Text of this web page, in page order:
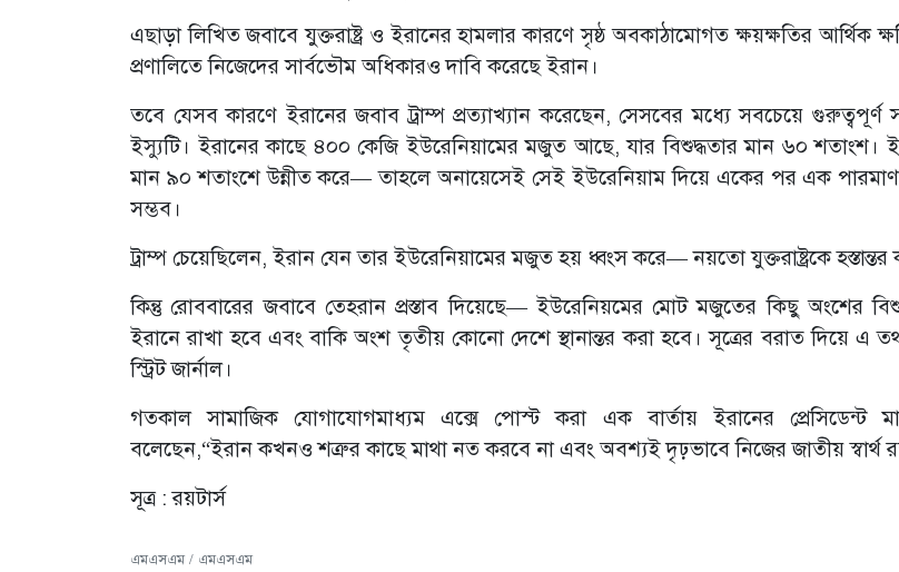
এছাড়া লিখিত জবাবে যুক্তরাষ্ট্র ও ইরানের হামলার কারণে সৃষ্ঠ অবকাঠামোগত ক্ষয়ক্ষতির আর্থিক
প্রণালিতে নিজেদের সার্বভৌম অধিকারও দাবি করেছে ইরান।
তবে যেসব কারণে ইরানের জবাব ট্রাম্প প্রত্যাখ্যান করেছেন, সেসবের মধ্যে সবচেয়ে গুরুত্বপূর্ণ
ইস্যুটি। ইরানের কাছে ৪০০ কেজি ইউরেনিয়ামের মজুত আছে, যার বিশুদ্ধতার মান ৬০ শতাংশ।
মান ৯০ শতাংশে উন্নীত করে— তাহলে অনায়েসেই সেই ইউরেনিয়াম দিয়ে একের পর এক
সম্ভব।
ট্রাম্প চেয়েছিলেন, ইরান যেন তার ইউরেনিয়ামের মজুত হয় ধ্বংস করে— নয়তো যুক্তরাষ্ট্রকে হস্তান্তর
কিন্তু রোববারের জবাবে তেহরান প্রস্তাব দিয়েছে— ইউরেনিয়মের মোট মজুতের কিছু অংশের
ইরানে রাখা হবে এবং বাকি অংশ তৃতীয় কোনো দেশে স্থানান্তর করা হবে। সূত্রের বরাত দিয়ে এ
স্ট্রিট জার্নাল।
গতকাল সামাজিক যোগাযোগমাধ্যম এক্সে পোস্ট করা এক বার্তায় ইরানের প্রেসিডেন্ট
বলেছেন,“ইরান কখনও শত্রুর কাছে মাথা নত করবে না এবং অবশ্যই দৃঢ়ভাবে নিজের জাতীয় স্বার্থ
সূত্র : রয়টার্স
এমএসএম / এমএসএম